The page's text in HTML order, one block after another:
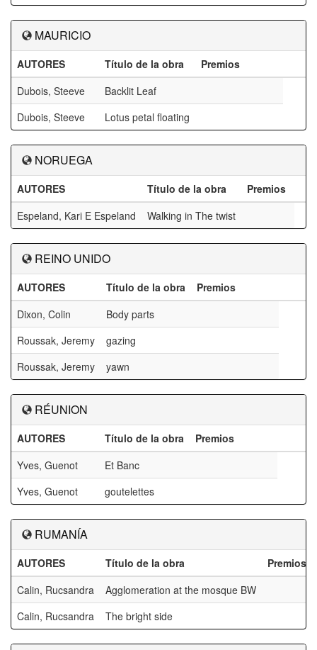
MAURICIO
AUTORES Título de la obra
Premios
Dubois, Steeve
Backlit Leaf
Dubois, Steeve
Lotus petal floating
NORUEGA
AUTORES Título de la obra
Premios
Espeland, Kari E Espeland
Walking in The twist
REINO UNIDO
AUTORES Título de la obra
Premios
Dixon, Colin
Body parts
Roussak, Jeremy
gazing
Roussak, Jeremy
yawn
RÉUNION
AUTORES Título de la obra
Premios
Yves, Guenot
Et Banc
Yves, Guenot
goutelettes
RUMANÍA
AUTORES Título de la obra
Premios
Calin, Rucsandra
Agglomeration at the mosque BW
Calin, Rucsandra
The bright side